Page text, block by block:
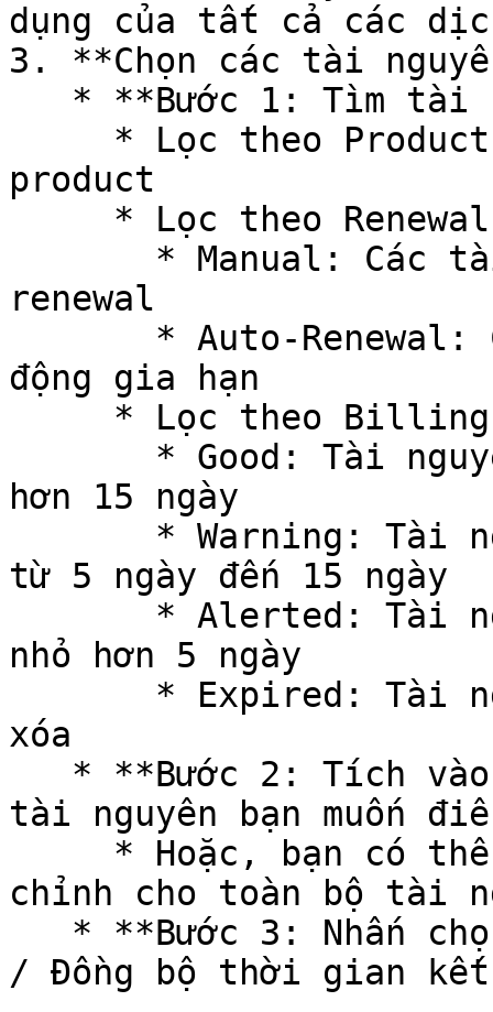
dụng của tất cả các
3. **Chọn các tài
product
renewal
động gia hạn
hơn 15 ngày
từ 5 ngày đến 15 ngày
nhỏ hơn 5 ngày
xóa
tài nguyên bạn muốn
chỉnh cho toàn bộ tài
/ Đồng bộ thời gian